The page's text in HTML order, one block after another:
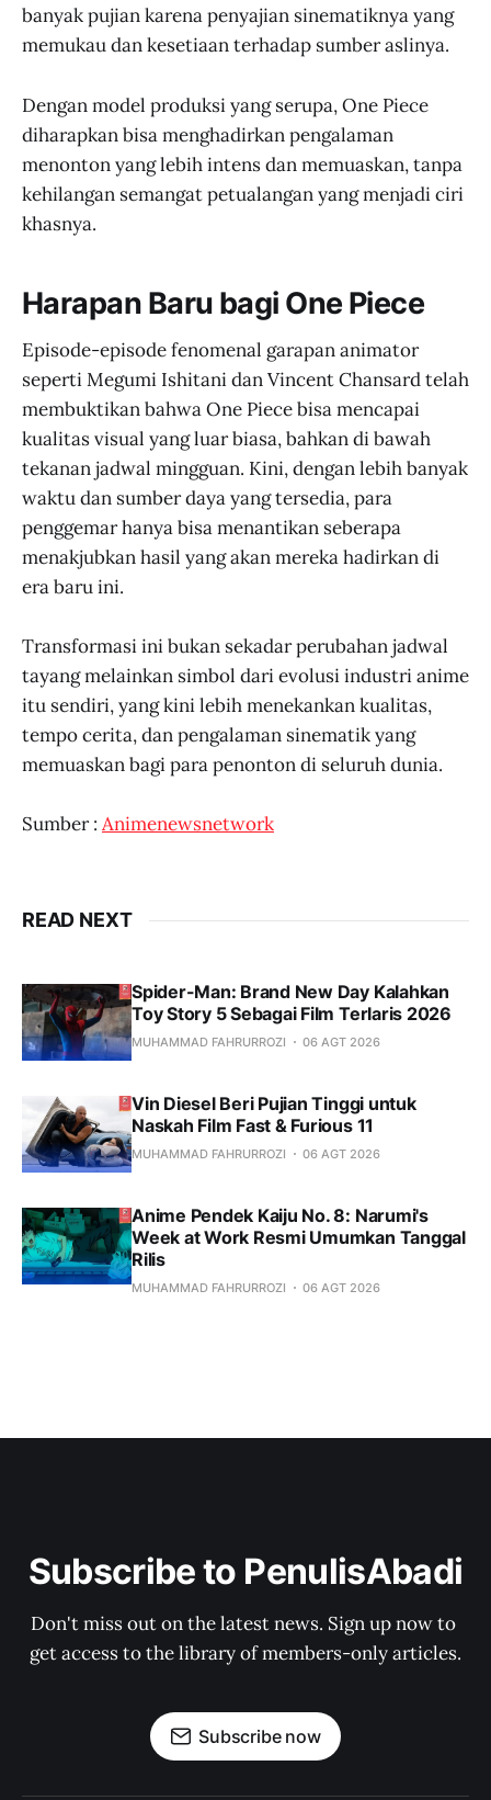
banyak pujian karena penyajian sinematiknya yang
memukau dan kesetiaan terhadap sumber aslinya.
Dengan model produksi yang serupa, One Piece
diharapkan bisa menghadirkan pengalaman
menonton yang lebih intens dan memuaskan, tanpa
kehilangan semangat petualangan yang menjadi ciri
khasnya.
Harapan Baru bagi One Piece
Episode-episode fenomenal garapan animator
seperti Megumi Ishitani dan Vincent Chansard telah
membuktikan bahwa One Piece bisa mencapai
kualitas visual yang luar biasa, bahkan di bawah
tekanan jadwal mingguan. Kini, dengan lebih banyak
waktu dan sumber daya yang tersedia, para
penggemar hanya bisa menantikan seberapa
menakjubkan hasil yang akan mereka hadirkan di
era baru ini.
Transformasi ini bukan sekadar perubahan jadwal
tayang melainkan simbol dari evolusi industri anime
itu sendiri, yang kini lebih menekankan kualitas,
tempo cerita, dan pengalaman sinematik yang
memuaskan bagi para penonton di seluruh dunia.
Sumber : Animenewsnetwork
READ NEXT
Spider-Man: Brand New Day Kalahkan
Toy Story 5 Sebagai Film Terlaris 2026
MUHAMMAD FAHRURROZI 06 AGT 2026
Vin Diesel Beri Pujian Tinggi untuk
Naskah Film Fast & Furious 11
MUHAMMAD FAHRURROZI 06 AGT 2026
Anime Pendek Kaiju No. 8: Narumi's
Week at Work Resmi Umumkan Tanggal
Rilis
MUHAMMAD FAHRURROZI 06 AGT 2026
Subscribe to PenulisAbadi
Don't miss out on the latest news. Sign up now to
get access to the library of members-only articles.
Subscribe now